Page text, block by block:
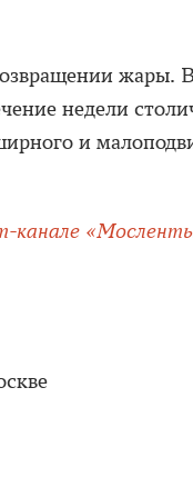
жары. В
недели
и
канале